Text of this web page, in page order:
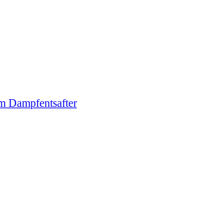
Dampfentsafter